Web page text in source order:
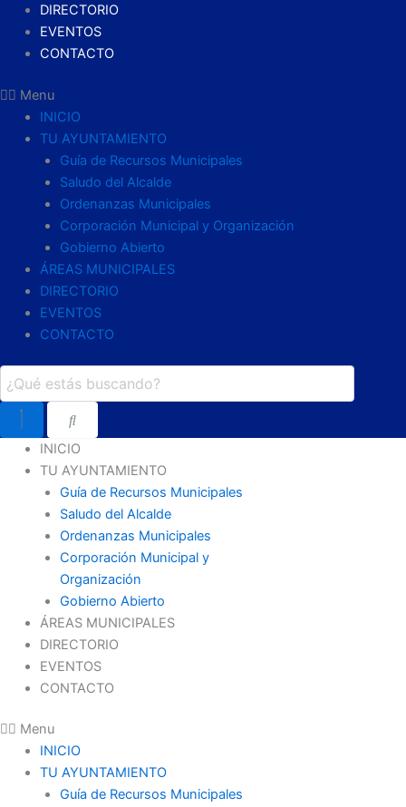
DIRECTORIO
EVENTOS
CONTACTO
Menu
INICIO
TU AYUNTAMIENTO
Guía de Recursos Municipales
Saludo del Alcalde
Ordenanzas Municipales
Corporación Municipal y Organización
Gobierno Abierto
ÁREAS MUNICIPALES
DIRECTORIO
EVENTOS
CONTACTO
INICIO
TU AYUNTAMIENTO
Guía de Recursos Municipales
Saludo del Alcalde
Ordenanzas Municipales
Corporación Municipal y
Organización
Gobierno Abierto
ÁREAS MUNICIPALES
DIRECTORIO
EVENTOS
CONTACTO
Menu
INICIO
TU AYUNTAMIENTO
Guía de Recursos Municipales